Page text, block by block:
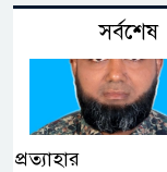
সর্বশেষ
প্রত্যাহার